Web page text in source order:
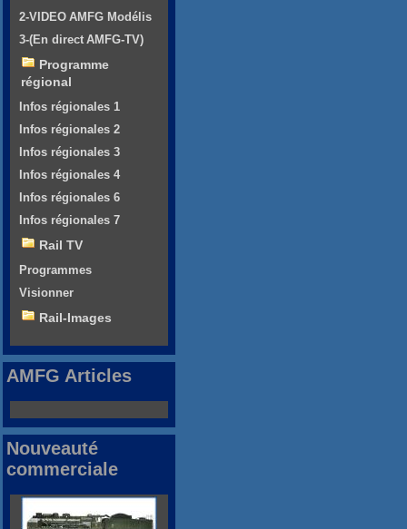
2-VIDEO AMFG Modélis
3-(En direct AMFG-TV)
Programme
régional
Infos régionales 1
Infos régionales 2
Infos régionales 3
Infos régionales 4
Infos régionales 6
Infos régionales 7
Rail TV
Programmes
Visionner
Rail-Images
AMFG Articles
Nouveauté
commerciale